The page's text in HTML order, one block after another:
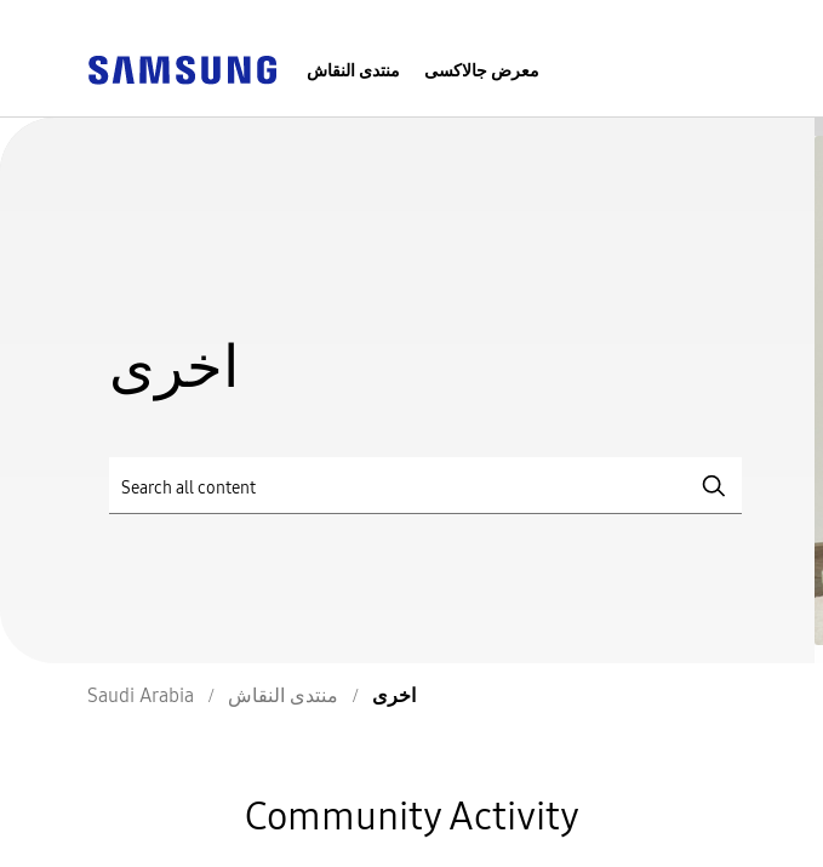
منتدى النقاش معرض جالاكسى
اخرى
Saudi Arabia منتدى النقاش اخرى
Community Activity